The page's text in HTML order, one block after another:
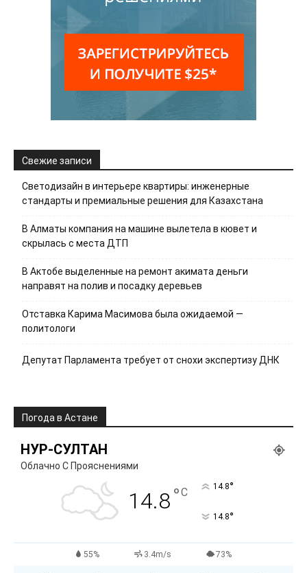
Свежие записи
Светодизайн в интерьере квартиры: инженерные
стандарты и премиальные решения для Казахстана
В Алматы компания на машине вылетела в кювет и
скрылась с места ДТП
В Актобе выделенные на ремонт акимата деньги
направят на полив и посадку деревьев
Отставка Карима Масимова была ожидаемой —
политологи
Депутат Парламента требует от снохи экспертизу ДНК
Погода в Астане
НУР-СУЛТАН
Облачно С Прояснениями
14.8°C 14.8°
14.8°
55% 3.4m/s 73%